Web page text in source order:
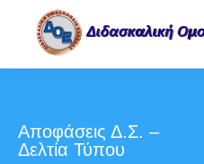
Αποφάσεις Δ.Σ. –
Δελτία Τύπου